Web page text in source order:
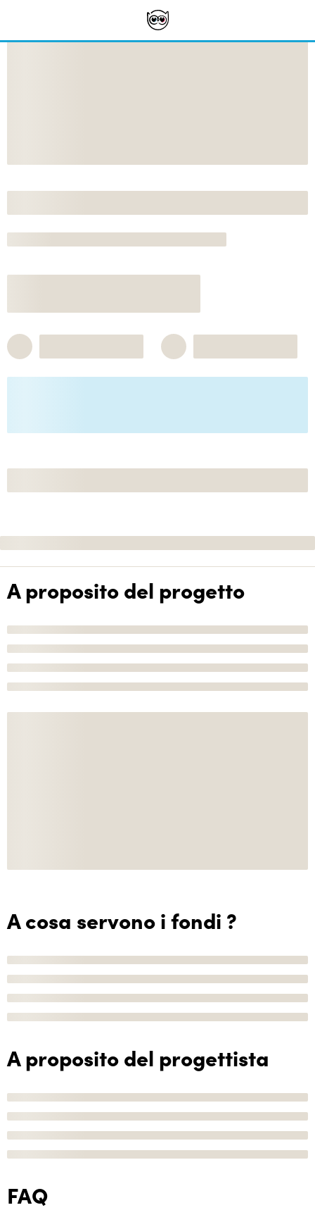
A proposito del progetto
A cosa servono i fondi ?
A proposito del progettista
FAQ